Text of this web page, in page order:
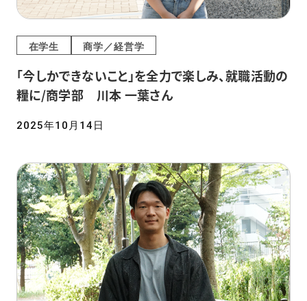
2025年10月14日
在学生 商学／経営学
「今しかできないこと」を全力で楽しみ、就職活動の
糧に/商学部 川本 一葉さん